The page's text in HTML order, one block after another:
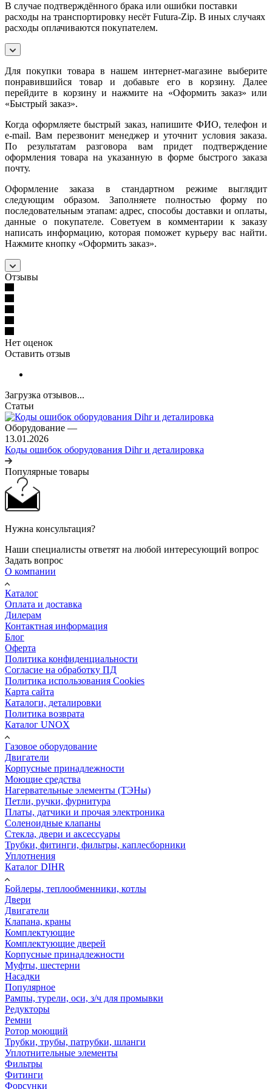
В случае подтверждённого брака или ошибки поставки
расходы на транспортировку несёт Futura-Zip. В иных случаях
расходы оплачиваются покупателем.
Для покупки товара в нашем интернет-магазине выберите
понравившийся товар и добавьте его в корзину. Далее
перейдите в корзину и нажмите на «Оформить заказ» или
«Быстрый заказ».
Когда оформляете быстрый заказ, напишите ФИО, телефон и
e-mail. Вам перезвонит менеджер и уточнит условия заказа.
По результатам разговора вам придет подтверждение
оформления товара на указанную в форме быстрого заказа
почту.
Оформление заказа в стандартном режиме выглядит
следующим образом. Заполняете полностью форму по
последовательным этапам: адрес, способы доставки и оплаты,
данные о покупателе. Советуем в комментарии к заказу
написать информацию, которая поможет курьеру вас найти.
Нажмите кнопку «Оформить заказ».
Отзывы
Нет оценок
Оставить отзыв
Загрузка отзывов...
Статьи
Оборудование —
13.01.2026
Коды ошибок оборудования Dihr и деталировка
Популярные товары
Нужна консультация?
Наши специалисты ответят на любой интересующий вопрос
Задать вопрос
О компании
Каталог
Оплата и доставка
Дилерам
Контактная информация
Блог
Оферта
Политика конфиденциальности
Согласие на обработку ПД
Политика использования Cookies
Карта сайта
Каталоги, деталировки
Политика возврата
Каталог UNOX
Газовое оборудование
Двигатели
Корпусные принадлежности
Моющие средства
Нагервательные элементы (ТЭНы)
Петли, ручки, фурнитура
Платы, датчики и прочая электроника
Соленоидные клапаны
Стекла, двери и аксессуары
Трубки, фитинги, фильтры, каплесборники
Уплотнения
Каталог DIHR
Бойлеры, теплообменники, котлы
Двери
Двигатели
Клапана, краны
Комплектующие
Комплектующие дверей
Корпусные принадлежности
Муфты, шестерни
Насадки
Популярное
Рампы, турели, оси, з/ч для промывки
Редукторы
Ремни
Ротор моющий
Трубки, трубы, патрубки, шланги
Уплотнительные элементы
Фильтры
Фитинги
Форсунки